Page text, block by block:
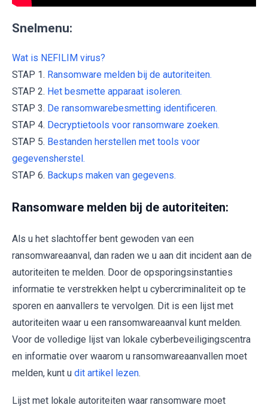
Snelmenu:
Wat is NEFILIM virus?
STAP 1. Ransomware melden bij de autoriteiten.
STAP 2. Het besmette apparaat isoleren.
STAP 3. De ransomwarebesmetting identificeren.
STAP 4. Decryptietools voor ransomware zoeken.
STAP 5. Bestanden herstellen met tools voor
gegevensherstel.
STAP 6. Backups maken van gegevens.
Ransomware melden bij de autoriteiten:
Als u het slachtoffer bent gewoden van een
ransomwareaanval, dan raden we u aan dit incident aan de
autoriteiten te melden. Door de opsporingsinstanties
informatie te verstrekken helpt u cybercriminaliteit op te
sporen en aanvallers te vervolgen. Dit is een lijst met
autoriteiten waar u een ransomwareaanval kunt melden.
Voor de volledige lijst van lokale cyberbeveiligingscentra
en informatie over waarom u ransomwareaanvallen moet
melden, kunt u dit artikel lezen.
Lijst met lokale autoriteiten waar ransomware moet